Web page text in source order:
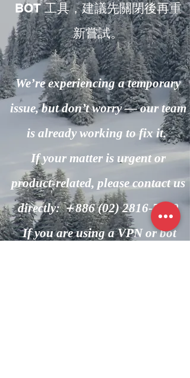
BOT 工具，建議先關閉後再重
新嘗試。
We’re experiencing a temporary
issue, but don’t worry — our team
is already working to fix it.
If your matter is urgent or
product-related, please contact us
directly: ＋886(02) 2816-7600
If you are using a VPN or bot